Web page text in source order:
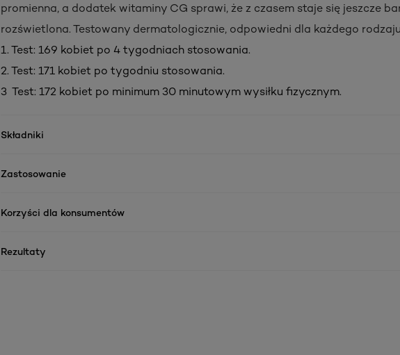
promienna, a dodatek witaminy CG sprawi, że z czasem staje się jeszcze
rozświetlona. Testowany dermatologicznie, odpowiedni dla każdego
1. Test: 169 kobiet po 4 tygodniach stosowania.
2. Test: 171 kobiet po tygodniu stosowania.
3 Test: 172 kobiet po minimum 30 minutowym wysiłku fizycznym.
Składniki
Zastosowanie
Korzyści dla konsumentów
Rezultaty